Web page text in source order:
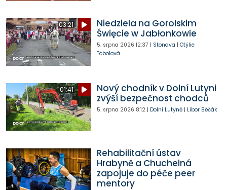
03:21
Niedziela na Gorolskim
Święcie w Jabłonkowie
5. srpna 2026 12:37 | Stonava | Otýlie
Tobolová
01:41
Nový chodník v Dolní Lutyni
zvýší bezpečnost chodců
5. srpna 2026 8:12| Dolní Lutyně| Libor Běčák
Rehabilitační ústav
Hrabyně a Chuchelná
zapojuje do péče peer
mentory